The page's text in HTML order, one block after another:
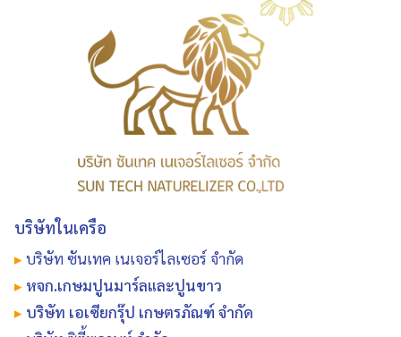
บริษัทในเครือ
▸บริษัท ซันเทค เนเจอร์ไลเซอร์ จำกัด
▸ หจก.เกษมปูนมาร์ลและปูนขาว
▸ บริษัท เอเซียกรุ๊ป เกษตรภัณฑ์ จำกัด